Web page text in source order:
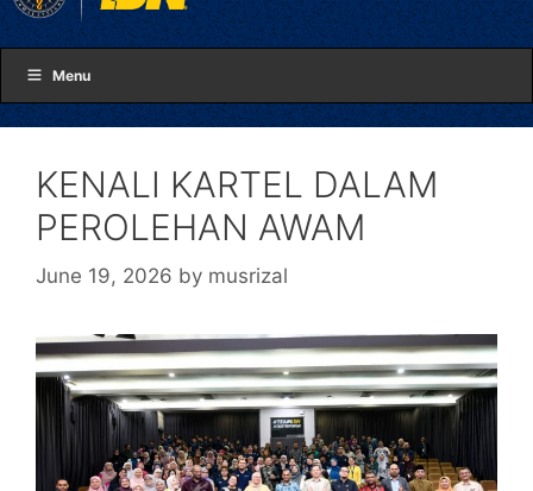
Menu
KENALI KARTEL DALAM
PEROLEHAN AWAM
June 19, 2026 by musrizal